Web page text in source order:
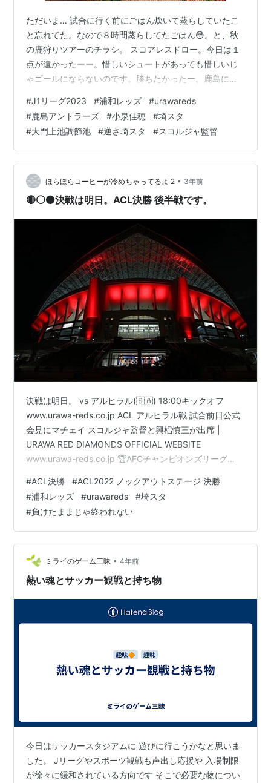
ただいま… 試合に行く前にごはん炊いて蒸らしていたこ
と忘れてた。なので８時間蒸らしてたごはん😳。と、秋
の鹿狩りツアーのチラシ。 スコアレスドロー。今日は１
点が遠かったーー。惜しいシュートがあっても惜しいじ
ゃゴールにならないのです。勝ちたかったー。鹿島にも
て〜待ってます。 金曜日の集中豪雨で湖に（調節池に雨
水が溜まるようになっている）大門上池調節池 ２段階の
ビジュアル。 オフィシャルより 笹っち笹井千織ちゃんの
Twitterより今日のビジュアル。
https://twitter.com/sasai_chiwori/status/166531288…
#J1リーグ2023 #浦和レッズ #urawareds
#鹿島アントラーズ #小泉佳穂 #埼スタ
#大門上池調節池 #逆さ埼スタ #スコルジャ監督
ほらほらコーヒーが冷めちゃってるよ 2 • 3年前
🔴⚪️⚫️決戦は明日。ACL決勝 後半戦です。
決戦は明日。 vs アルヒラル(🇸🇦) 18:00キックオフ
www.urawa-reds.co.jp ACL アルヒラル戦 試合前日公式
会見にマチェイ スコルジャ監督と興梠慎三が出席 |
URAWA RED DIAMONDS OFFICIAL WEBSITE
www.urawa-reds.co.jp 🏆AFCチャンピオンズリーグ
ラル🇸🇦🎥試合前日公式会見✨🏆✨♦️#マチェイ・スコル
ジャ 監督♦️#興梠慎三 選手#ACL2022 #ACLFinal
#URAvHIL pic.twitter.com/VoruAtnUA0 — #ACL…
#ACL決勝 #ACL2022 ノックアウトステージ 決勝
#浦和レッズ #urawareds #埼スタ
#負けたままじゃ終われない
ミライのゲーム三昧 • 4年前
熱い魂とサッカー観戦と持ち物
今日はサッカースタジアムに 遊びに行こうかなと思いま
した。 Jリーグやスポーツ観戦も声出し応援や 入場制限
が徐々に緩和されている方向です そこで必要な物につい